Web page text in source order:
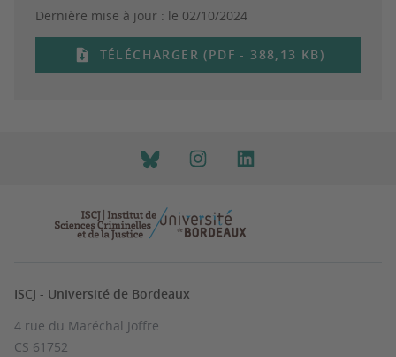
Dernière mise à jour : le 02/10/2024
TÉLÉCHARGER (PDF - 388,13 KB)
ISCJ - Université de Bordeaux
4 rue du Maréchal Joffre
CS 61752